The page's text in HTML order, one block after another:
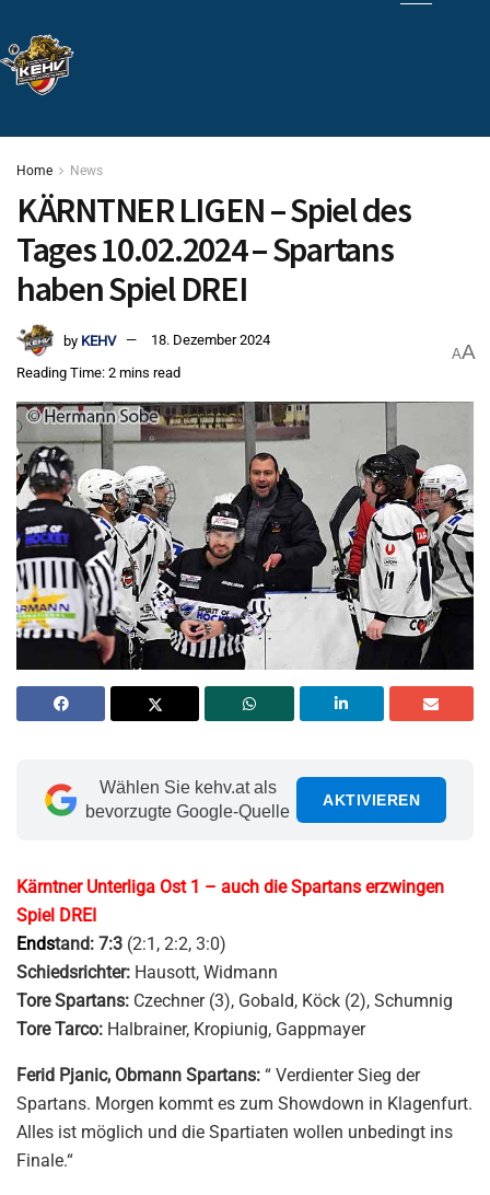
Home News
KÄRNTNER LIGEN – Spiel des
Tages 10.02.2024 – Spartans
haben Spiel DREI
by KEHV
18. Dezember 2024
Reading Time: 2 mins read
AA
Wählen Sie kehv.at als
bevorzugte Google-Quelle
AKTIVIEREN
Kärntner Unterliga Ost 1 – auch die Spartans erzwingen
Spiel DREI
Endstand: 7:3 (2:1, 2:2, 3:0)
Schiedsrichter: Hausott, Widmann
Tore Spartans: Czechner (3), Gobald, Köck (2), Schumnig
Tore Tarco: Halbrainer, Kropiunig, Gappmayer
Ferid Pjanic, Obmann Spartans: “ Verdienter Sieg der
Spartans. Morgen kommt es zum Showdown in Klagenfurt.
Alles ist möglich und die Spartiaten wollen unbedingt ins
Finale.“